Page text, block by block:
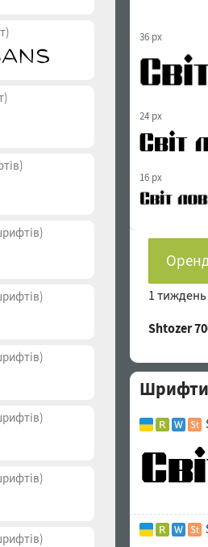
36 px
24 px
16 px
1
Shtozer
Шрифти